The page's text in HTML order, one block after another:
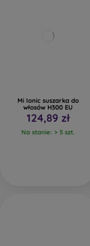
Mi Ionic suszarka do
włosów H300 EU
124,89 zł
Na stanie: > 5 szt.